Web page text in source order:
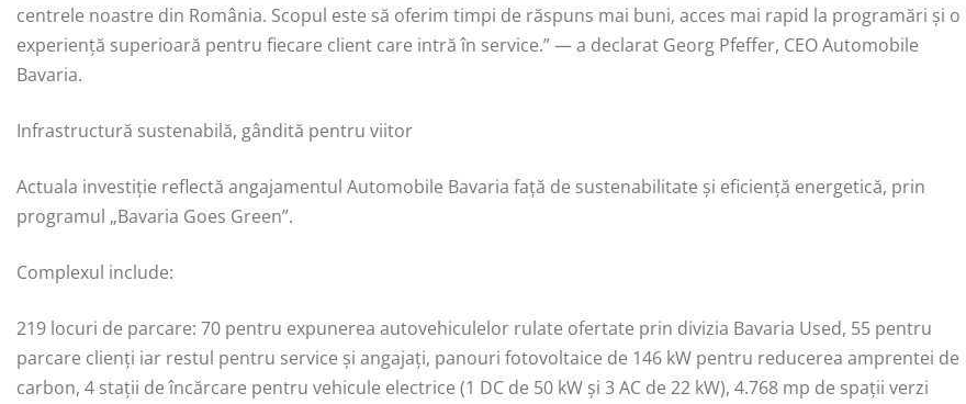
centrele noastre din România. Scopul este să oferim timpi de răspuns mai buni, acces mai rapid la programări și o
experiență superioară pentru fiecare client care intră în service.” — a declarat Georg Pfeffer, CEO Automobile
Bavaria.
Infrastructură sustenabilă, gândită pentru viitor
Actuala investiție reflectă angajamentul Automobile Bavaria față de sustenabilitate și eficiență energetică, prin
programul „Bavaria Goes Green”.
Complexul include:
219 locuri de parcare: 70 pentru expunerea autovehiculelor rulate ofertate prin divizia Bavaria Used, 55 pentru
parcare clienți iar restul pentru service şi angajaţi, panouri fotovoltaice de 146 kW pentru reducerea amprentei de
carbon, 4 stații de încărcare pentru vehicule electrice (1 DC de 50 kW și 3 AC de 22 kW), 4.768 mp de spații verzi